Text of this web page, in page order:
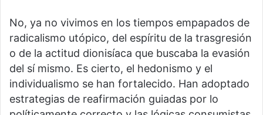
No, ya no vivimos en los tiempos empapados de
radicalismo utópico, del espíritu de la trasgresión
o de la actitud dionisíaca que buscaba la evasión
del sí mismo. Es cierto, el hedonismo y el
individualismo se han fortalecido. Han adoptado
estrategias de reafirmación guiadas por lo